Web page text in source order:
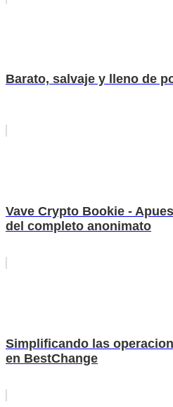
Barato, salvaje y lleno de
Vave Crypto Bookie -
del completo anonimato
Simplificando las
en BestChange